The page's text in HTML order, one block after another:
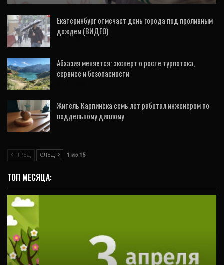
Екатеринбург отмечает день города под проливным
дождем (ВИДЕО)
Абхазия меняется: эксперт о росте турпотока,
сервисе и безопасности
Житель Карпинска семь лет работал инженером по
поддельному диплому
ПРЕД СЛЕД 1 из 15
ТОП МЕСЯЦА: